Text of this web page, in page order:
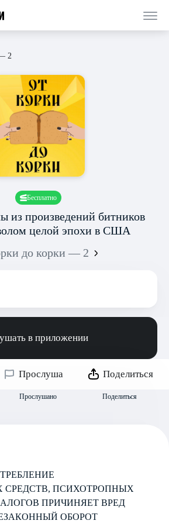
2
Бесплатно
из произведений битников
целой эпохи в США
до корки — 2
в приложении
Прослушано
Прослушано
Поделиться
Поделиться
СРЕДСТВ, ПСИХОТРОПНЫХ
ПРИЧИНЯЕТ ВРЕД
ОБОРОТ